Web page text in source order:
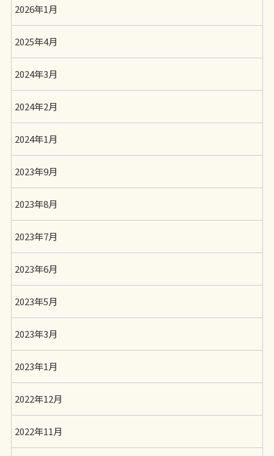
2026年1月
2025年4月
2024年3月
2024年2月
2024年1月
2023年9月
2023年8月
2023年7月
2023年6月
2023年5月
2023年3月
2023年1月
2022年12月
2022年11月